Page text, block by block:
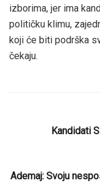
izborima, jer ima
političku klimu,
koji će biti podrška
čekaju.
Kandidati
Ademaj: Svoju